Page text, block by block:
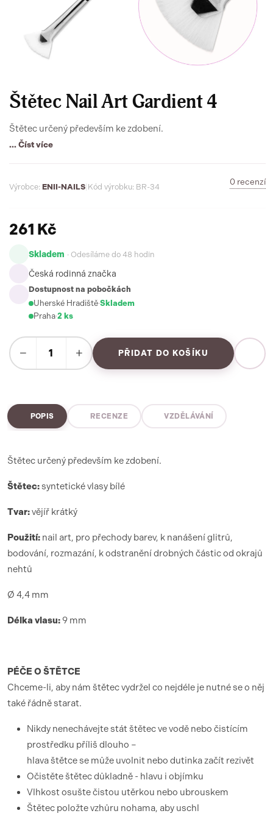
Štětec Nail Art Gardient 4
Štětec určený především ke zdobení.
... Číst více
Výrobce: ENII-NAILS Kód výrobku: BR-34
0 recenzí
261 Kč
Skladem · Odesíláme do 48 hodin
Česká rodinná značka
Dostupnost na pobočkách
Uherské Hradiště·Skladem
Praha·2 ks
− + PŘIDAT DO KOŠÍKU
POPIS RECENZE VZDĚLÁVÁNÍ
Štětec určený především ke zdobení.
Štětec:syntetické vlasy bílé
Tvar:vějíř krátký
Použití: nail art, pro přechody barev, k nanášení glitrů,
bodování, rozmazání, k odstranění drobných částic od okrajů
nehtů
Ø 4,4 mm
Délka vlasu: 9 mm
PÉČE O ŠTĚTCE
Chceme-li, aby nám štětec vydržel co nejdéle je nutné se o něj
také řádně starat.
Nikdy nenechávejte stát štětec ve vodě nebo čistícím
prostředku příliš dlouho –
hlava štětce se může uvolnit nebo dutinka začít rezivět
Očistěte štětec důkladně - hlavu i objímku
Vlhkost osušte čistou utěrkou nebo ubrouskem
Štětec položte vzhůru nohama, aby uschl